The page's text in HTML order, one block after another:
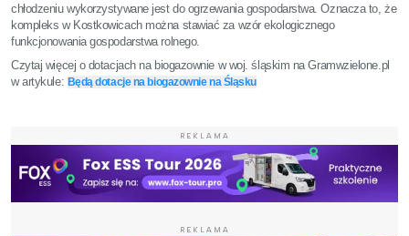
chłodzeniu wykorzystywane jest do ogrzewania gospodarstwa. Oznacza to, że
kompleks w Kostkowicach można stawiać za wzór ekologicznego
funkcjonowania gospodarstwa rolnego.
Czytaj więcej o dotacjach na biogazownie w woj. śląskim na Gramwzielone.pl
w artykule: Będą dotacje na biogazownie na Śląsku
REKLAMA
REKLAMA